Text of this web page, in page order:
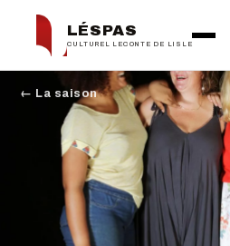
LÉSPAS
CULTUREL LECONTE DE LISLE
← La saison